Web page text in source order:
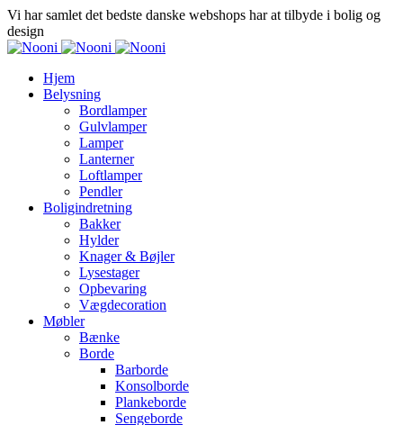
Vi har samlet det bedste danske webshops har at tilbyde i bolig og
design
Hjem
Belysning
Bordlamper
Gulvlamper
Lamper
Lanterner
Loftlamper
Pendler
Boligindretning
Bakker
Hylder
Knager & Bøjler
Lysestager
Opbevaring
Vægdecoration
Møbler
Bænke
Borde
Barborde
Konsolborde
Plankeborde
Sengeborde